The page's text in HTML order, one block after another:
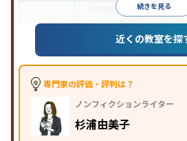
続きを見る
中学受験 高校受験大学受験
テスト対策内申点対策学
(旧AO)対策推薦入試対策
漢検(漢字検定)対策数学特
中高一貫校生に対応
可能季節講習のみの受講可
※2023年3月調査。小学校高学年の個別指導
近くの教室を探
専門家の評価・評判は？
ノンフィクションライター
杉浦由美子